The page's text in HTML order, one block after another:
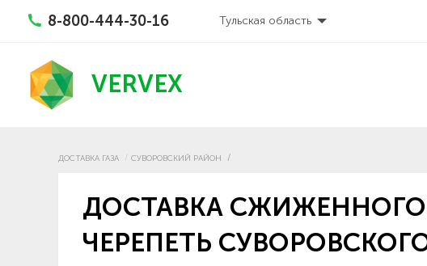
8-800-444-30-16 Тульская область
VERVEX
ДОСТАВКА ГАЗА СУВОРОВСКИЙ РАЙОН
ДОСТАВКА СЖИЖЕННОГО
ЧЕРЕПЕТЬ